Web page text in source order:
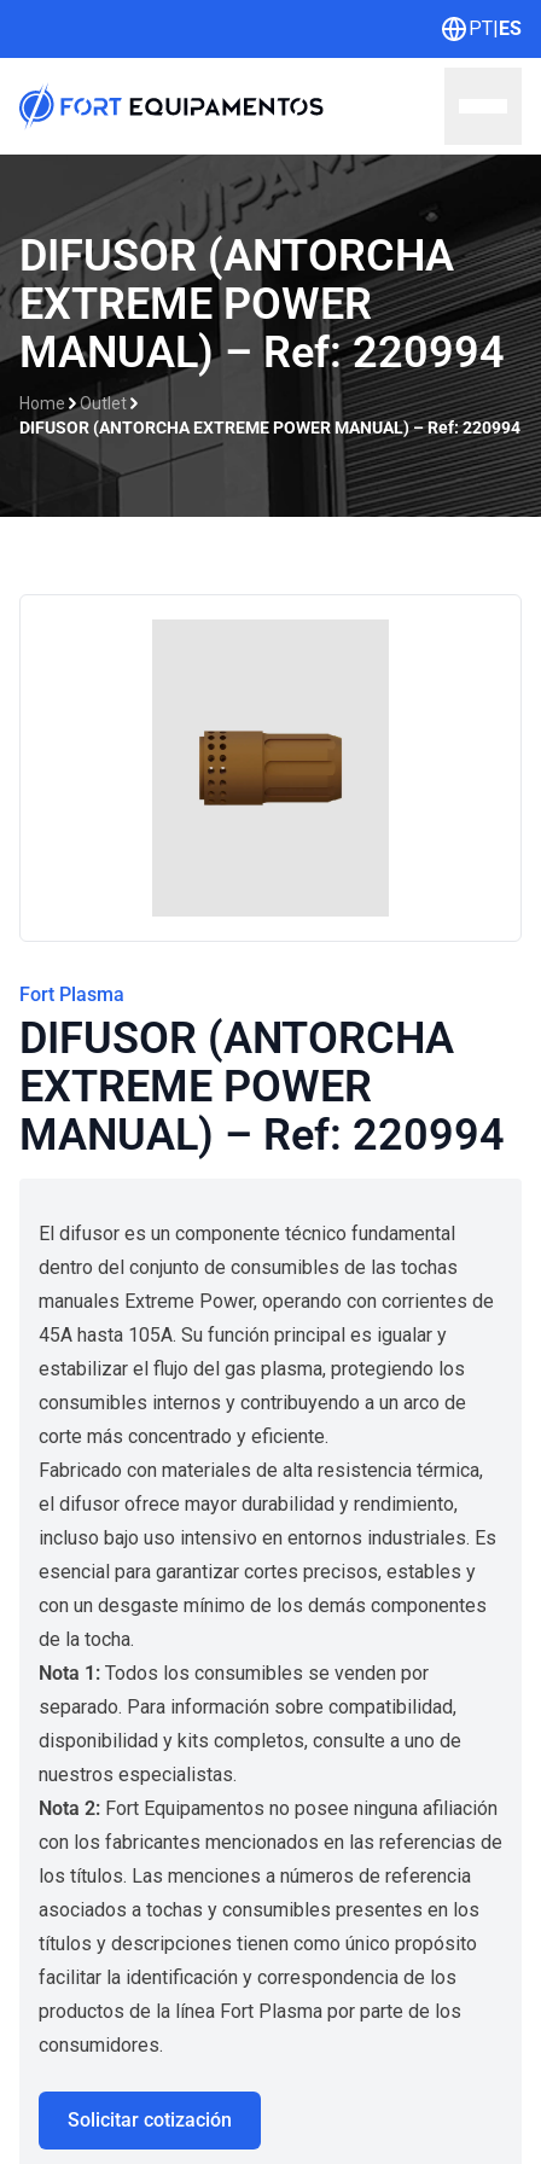
PT|ES
Home
Sobre nosotros
Líneas
Contacto
DIFUSOR (ANTORCHA
EXTREME POWER
MANUAL) – Ref: 220994
Home
Outlet
DIFUSOR (ANTORCHA EXTREME POWER MANUAL) – Ref: 220994
Fort Plasma
DIFUSOR (ANTORCHA
EXTREME POWER
MANUAL) – Ref: 220994
El difusor es un componente técnico fundamental
dentro del conjunto de consumibles de las tochas
manuales Extreme Power, operando con corrientes de
45A hasta 105A. Su función principal es igualar y
estabilizar el flujo del gas plasma, protegiendo los
consumibles internos y contribuyendo a un arco de
corte más concentrado y eficiente.
Fabricado con materiales de alta resistencia térmica,
el difusor ofrece mayor durabilidad y rendimiento,
incluso bajo uso intensivo en entornos industriales. Es
esencial para garantizar cortes precisos, estables y
con un desgaste mínimo de los demás componentes
de la tocha.
Nota 1: Todos los consumibles se venden por
separado. Para información sobre compatibilidad,
disponibilidad y kits completos, consulte a uno de
nuestros especialistas.
Nota 2: Fort Equipamentos no posee ninguna afiliación
con los fabricantes mencionados en las referencias de
los títulos. Las menciones a números de referencia
asociados a tochas y consumibles presentes en los
títulos y descripciones tienen como único propósito
facilitar la identificación y correspondencia de los
productos de la línea Fort Plasma por parte de los
consumidores.
Solicitar cotización